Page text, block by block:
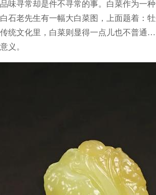
味寻常却是件不寻常的事。白菜作为一
石老先生有一幅大白菜图，上面题着：
统文化里，白菜则显得一点儿也不普
义。